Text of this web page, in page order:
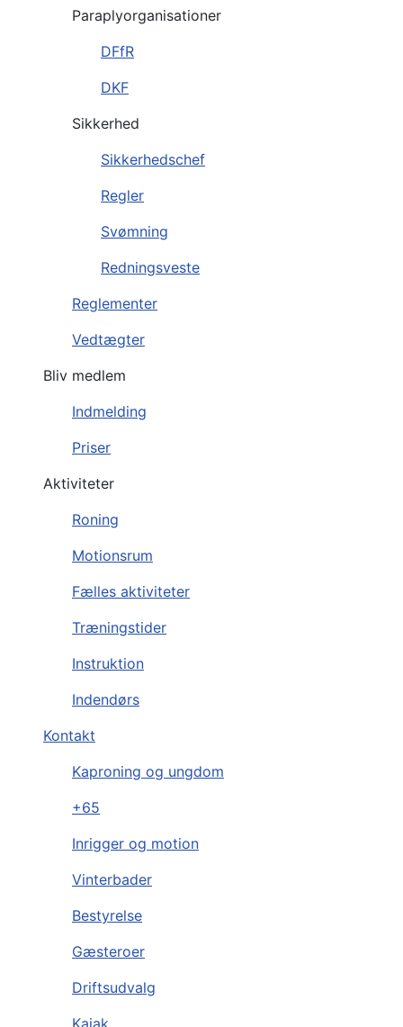
Paraplyorganisationer
DFfR
DKF
Sikkerhed
Sikkerhedschef
Regler
Svømning
Redningsveste
Reglementer
Vedtægter
Bliv medlem
Indmelding
Priser
Aktiviteter
Roning
Motionsrum
Fælles aktiviteter
Træningstider
Instruktion
Indendørs
Kontakt
Kaproning og ungdom
+65
Inrigger og motion
Vinterbader
Bestyrelse
Gæsteroer
Driftsudvalg
Kajak